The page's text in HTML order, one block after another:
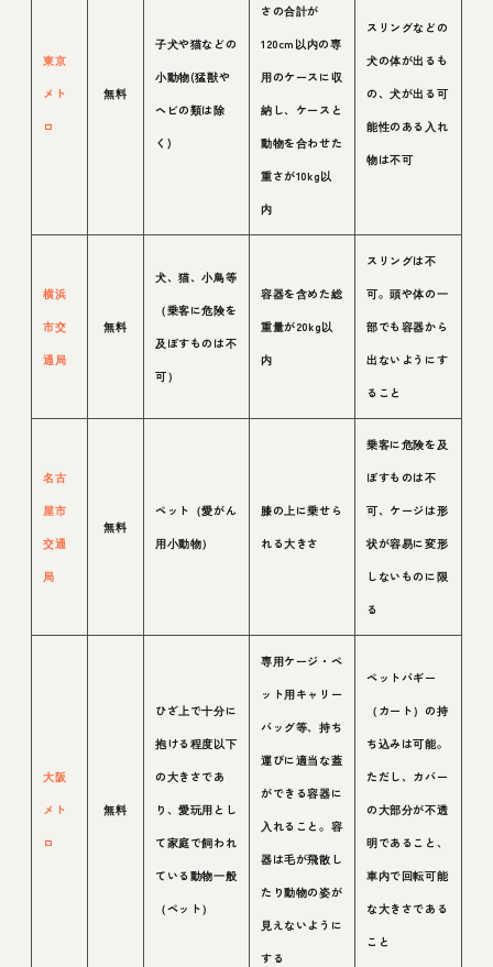
東京
メト
ロ
無料
子犬や猫などの
小動物(猛獣や
ヘビの類は除
く)
さの合計が
120cm以内の専
用のケースに収
納し、ケースと
動物を合わせた
重さが10kg以
内
スリングなどの
犬の体が出るも
の、犬が出る可
能性のある入れ
物は不可
横浜
市交
通局
無料
犬、猫、小鳥等
（乗客に危険を
及ぼすものは不
可）
容器を含めた総
重量が20kg以
内
スリングは不
可。頭や体の一
部でも容器から
出ないようにす
ること
名古
屋市
交通
局
無料
ペット（愛がん
用小動物）
膝の上に乗せら
れる大きさ
乗客に危険を及
ぼすものは不
可、ケージは形
状が容易に変形
しないものに限
る
大阪
メト
ロ
無料
ひざ上で十分に
抱ける程度以下
の大きさであ
り、愛玩用とし
て家庭で飼われ
ている動物一般
（ペット）
専用ケージ・ペ
ット用キャリー
バッグ等、持ち
運びに適当な蓋
ができる容器に
入れること。容
器は毛が飛散し
たり動物の姿が
見えないように
する
ペットバギー
（カート）の持
ち込みは可能。
ただし、カバー
の大部分が不透
明であること、
車内で回転可能
な大きさである
こと